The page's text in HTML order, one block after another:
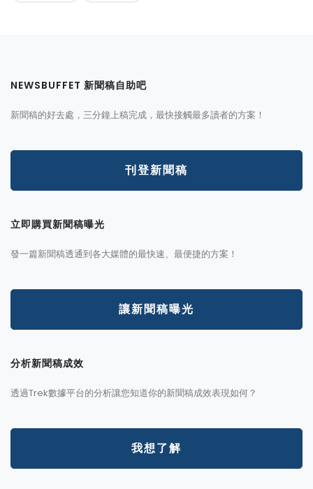
NEWSBUFFET 新聞稿自助吧
新聞稿的好去處，三分鐘上稿完成，最快接觸最多讀者的方案！
刊登新聞稿
立即購買新聞稿曝光
發一篇新聞稿透通到各大媒體的最快速、最便捷的方案！
讓新聞稿曝光
分析新聞稿成效
透過Trek數據平台的分析讓您知道你的新聞稿成效表現如何？
我想了解